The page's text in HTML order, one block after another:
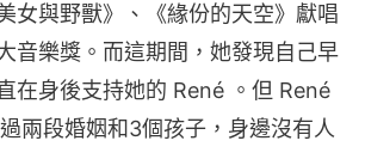
女與野獸》、《緣份的天空》獻唱
音樂獎。而這期間，她發現自己早
在身後支持她的 René 。但 René
兩段婚姻和3個孩子，身邊沒有人